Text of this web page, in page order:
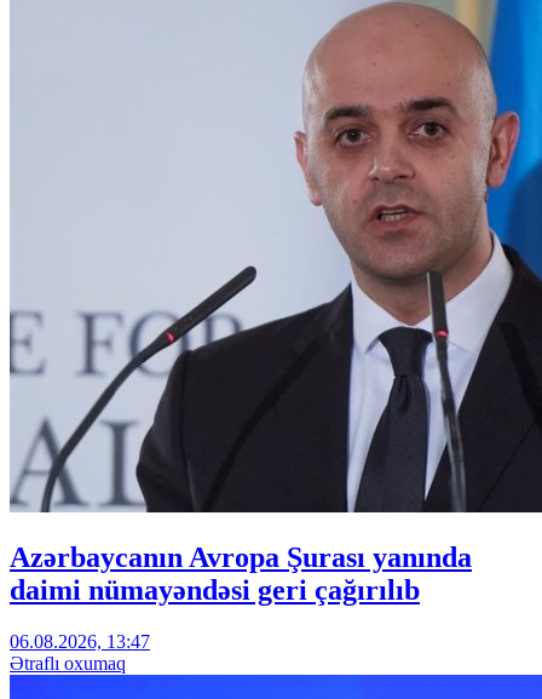
Azərbaycanın Avropa Şurası yanında
daimi nümayəndəsi geri çağırılıb
06.08.2026, 13:47
Ətraflı oxumaq